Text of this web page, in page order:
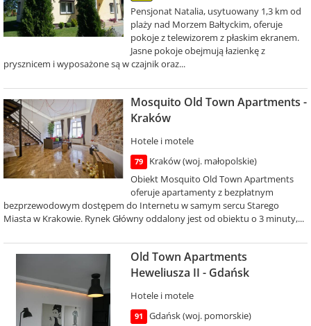
Pensjonat Natalia, usytuowany 1,3 km od
plaży nad Morzem Bałtyckim, oferuje
pokoje z telewizorem z płaskim ekranem.
Jasne pokoje obejmują łazienkę z
prysznicem i wyposażone są w czajnik oraz...
Mosquito Old Town Apartments -
Kraków
Hotele i motele
79
Kraków (woj. małopolskie)
Obiekt Mosquito Old Town Apartments
oferuje apartamenty z bezpłatnym
bezprzewodowym dostępem do Internetu w samym sercu Starego
Miasta w Krakowie. Rynek Główny oddalony jest od obiektu o 3 minuty,...
Old Town Apartments
Heweliusza II - Gdańsk
Hotele i motele
91
Gdańsk (woj. pomorskie)